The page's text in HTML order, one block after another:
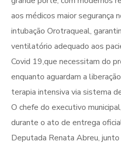
aos médicos maior segurança
intubação Orotraqueal,
ventilatório adequado aos
Covid 19,que necessitam do
enquanto aguardam a
terapia intensiva via sistema
O chefe do executivo
durante o ato de entrega
Deputada Renata Abreu,